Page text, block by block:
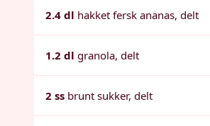
2.4 dl hakket fersk ananas, delt
1.2 dl granola, delt
2 ss brunt sukker, delt